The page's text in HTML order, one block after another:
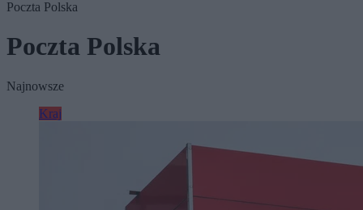
Poczta Polska
Poczta Polska
Najnowsze
Kraj